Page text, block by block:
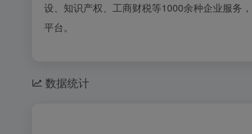
设、知识产权、工商财税等1000余种企业服务
平台。
数据统计